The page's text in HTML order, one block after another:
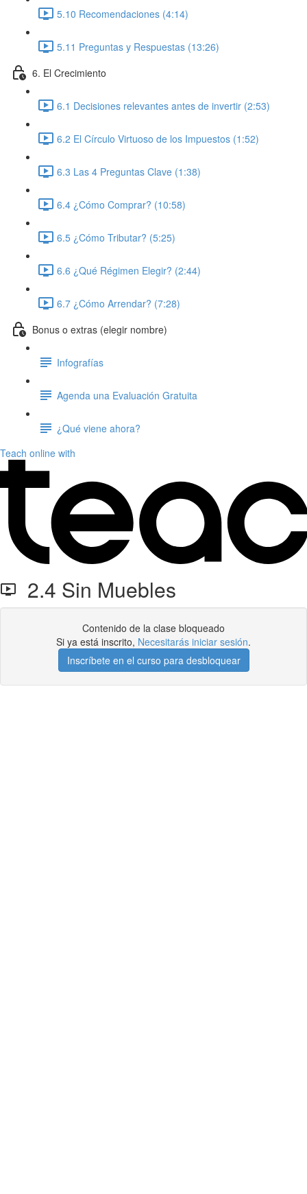
5.10 Recomendaciones (4:14)
5.11 Preguntas y Respuestas (13:26)
6. El Crecimiento
6.1 Decisiones relevantes antes de invertir (2:53)
6.2 El Círculo Virtuoso de los Impuestos (1:52)
6.3 Las 4 Preguntas Clave (1:38)
6.4 ¿Cómo Comprar? (10:58)
6.5 ¿Cómo Tributar? (5:25)
6.6 ¿Qué Régimen Elegir? (2:44)
6.7 ¿Cómo Arrendar? (7:28)
Bonus o extras (elegir nombre)
Infografías
Agenda una Evaluación Gratuita
¿Qué viene ahora?
Teach online with
2.4 Sin Muebles
Contenido de la clase bloqueado
Si ya está inscrito, Necesitarás iniciar sesión.
Inscríbete en el curso para desbloquear